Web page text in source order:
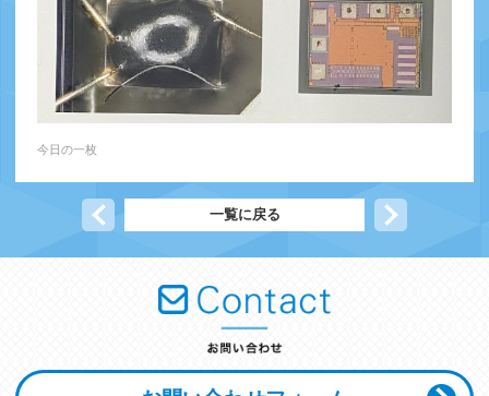
今日の一枚
一覧に戻る